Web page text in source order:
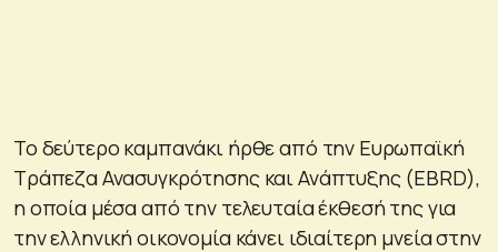
Το δεύτερο καμπανάκι ήρθε από την Ευρωπαϊκή
Τράπεζα Ανασυγκρότησης και Ανάπτυξης (EBRD),
η οποία μέσα από την τελευταία έκθεσή της για
την ελληνική οικονομία κάνει ιδιαίτερη μνεία στην